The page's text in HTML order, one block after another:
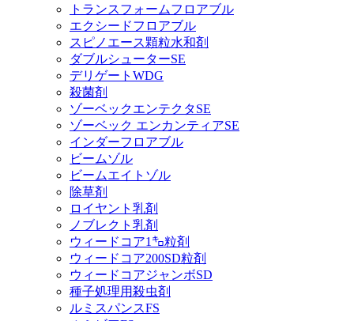
トランスフォームフロアブル
エクシードフロアブル
スピノエース顆粒水和剤
ダブルシューターSE
デリゲートWDG
殺菌剤
ゾーベックエンテクタSE
ゾーベック エンカンティアSE
インダーフロアブル
ビームゾル
ビームエイトゾル
除草剤
ロイヤント乳剤
ノブレクト乳剤
ウィードコア1㌔粒剤
ウィードコア200SD粒剤
ウィードコアジャンボSD
種子処理用殺虫剤
ルミスパンスFS